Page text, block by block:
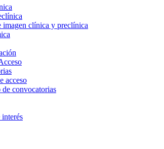
imagen clínica y preclínica
acceso
de convocatorias
interés